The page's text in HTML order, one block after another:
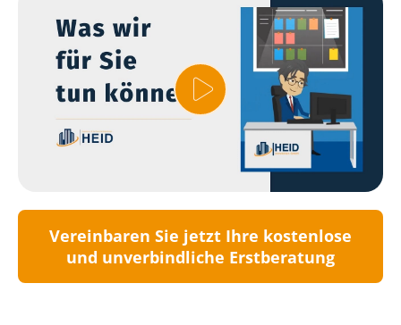
Vereinbaren Sie jetzt Ihre kostenlose
und unverbindliche Erstberatung